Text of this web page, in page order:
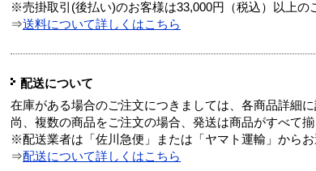
※売掛取引(後払い)のお客様は33,000円（税込）以上の
⇒送料について詳しくはこちら
配送について
在庫がある場合のご注文につきましては、各商品詳細
尚、複数の商品をご注文の場合、発送は商品がすべて
※配送業者は「佐川急便」または「ヤマト運輸」から
⇒配送について詳しくはこちら